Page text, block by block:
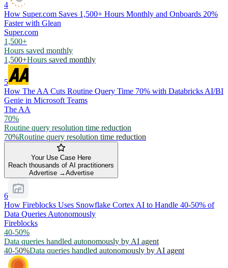
4
How Super.com Saves 1,500+ Hours Monthly and Onboards 20%
Faster with Glean
Super.com
1,500+
Hours saved monthly
1,500+Hours saved monthly
5
How The AA Cuts Routine Query Time 70% with Databricks AI/BI
Genie in Microsoft Teams
The AA
70%
Routine query resolution time reduction
70%Routine query resolution time reduction
Your Use Case Here
Reach thousands of AI practitioners
Advertise →Advertise
6
How Fireblocks Uses Snowflake Cortex AI to Handle 40-50% of
Data Queries Autonomously
Fireblocks
40-50%
Data queries handled autonomously by AI agent
40-50%Data queries handled autonomously by AI agent